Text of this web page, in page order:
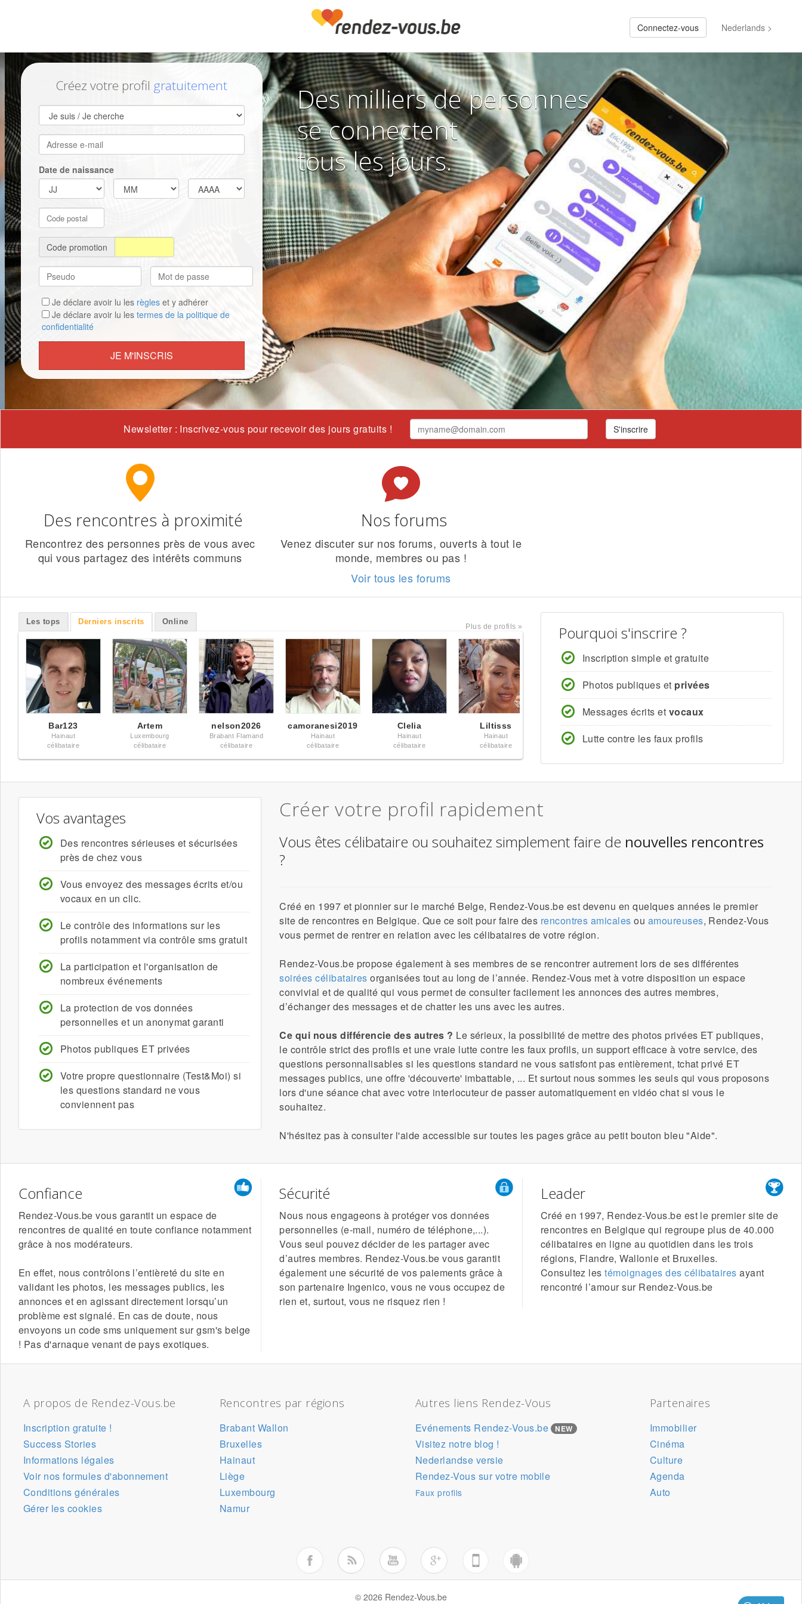
Connectez-vous Nederlands >
Des milliers de personnes
se connectent
tous les jours.
Créez votre profil gratuitement
Date de naissance
Code promotion
Je déclare avoir lu les règles et y adhérer
Je déclare avoir lu les termes de la politique de
confidentialité
JE M'INSCRIS
Newsletter : Inscrivez-vous pour recevoir des jours gratuits !
Des rencontres à proximité
Rencontrez des personnes près de vous avec
qui vous partagez des intérêts communs
Nos forums
Venez discuter sur nos forums, ouverts à tout le
monde, membres ou pas !
Voir tous les forums
Les tops Derniers inscrits Online
Plus de profils »
Bar123
Hainaut
célibataire
Artem
Luxembourg
célibataire
nelson2026
Brabant Flamand
célibataire
camoranesi2019
Hainaut
célibataire
Clelia
Hainaut
célibataire
Liltisss
Hainaut
célibataire
Pourquoi s'inscrire ?
Inscription simple et gratuite
Photos publiques et privées
Messages écrits et vocaux
Lutte contre les faux profils
Vos avantages
Des rencontres sérieuses et sécurisées
près de chez vous
Vous envoyez des messages écrits et/ou
vocaux en un clic.
Le contrôle des informations sur les
profils notamment via contrôle sms gratuit
La participation et l'organisation de
nombreuxévénements
La protection de vos données
personnelles et un anonymat garanti
Photos publiques ET privées
Votre propre questionnaire (Test&Moi) si
les questions standard ne vous
conviennent pas
Créer votre profil rapidement
Vous êtes célibataire ou souhaitez simplement faire de nouvelles rencontres
?
Créé en 1997 et pionnier sur le marché Belge, Rendez-Vous.be est devenu en quelques années le premier
site de rencontres en Belgique. Que ce soit pour faire des rencontres amicales ou amoureuses, Rendez-Vous
vous permet de rentrer en relation avec lescélibataires de votre région.
Rendez-Vous.be propose également à ses membres de se rencontrer autrement lors de ses différentes
soirées célibataires organisées tout au long de l’année. Rendez-Vous met à votre disposition un espace
convivial et de qualité qui vous permet de consulter facilement les annonces des autres membres,
d’échanger des messages et de chatter les uns avec les autres.
Ce qui nous différencie des autres ? Le sérieux, la possibilité de mettre des photos privées ET publiques,
le contrôle strict des profils et une vraie lutte contre les faux profils, un support efficace à votre service, des
questions personnalisables si les questions standard ne vous satisfont pas entièrement, tchat privé ET
messages publics, une offre 'découverte' imbattable, ... Et surtout nous sommes les seuls qui vous proposons
lors d'une séance chat avec votre interlocuteur de passer automatiquement en vidéo chat si vous le
souhaitez.
N'hésitez pas à consulter l'aide accessible sur toutes les pages grâce au petit bouton bleu "Aide".
Confiance
Rendez-Vous.be vous garantit un espace de
rencontres de qualité en toute confiance notamment
grâce à nos modérateurs.
En effet, nous contrôlons l’entièreté du site en
validant les photos, les messages publics, les
annonces et en agissant directement lorsqu’un
problème est signalé. En cas de doute, nous
envoyons un code sms uniquement sur gsm's belge
! Pas d'arnaque venant de pays exotiques.
Sécurité
Nous nous engageons à protéger vos données
personnelles (e-mail, numéro de téléphone,...).
Vous seul pouvez décider de les partager avec
d’autres membres. Rendez-Vous.be vous garantit
également une sécurité de vos paiements grâce à
son partenaire Ingenico, vous ne vous occupez de
rien et, surtout, vous ne risquez rien !
Leader
Créé en 1997, Rendez-Vous.be est le premier site de
rencontres en Belgique qui regroupe plus de 40.000
célibataires en ligne au quotidien dans les trois
régions, Flandre, Wallonie et Bruxelles.
Consultez lestémoignages des célibataires ayant
rencontré l’amour sur Rendez-Vous.be
A propos de Rendez-Vous.be
Inscription gratuite !
Success Stories
Informations légales
Voir nos formules d'abonnement
Conditions générales
Gérer les cookies
Rencontres par régions
Brabant Wallon
Bruxelles
Hainaut
Liège
Luxembourg
Namur
Autres liens Rendez-Vous
Evénements Rendez-Vous.be NEW
Visitez notre blog !
Nederlandse versie
Rendez-Vous sur votre mobile
Faux profils
Partenaires
Immobilier
Cinéma
Culture
Agenda
Auto
© 2026 Rendez-Vous.be